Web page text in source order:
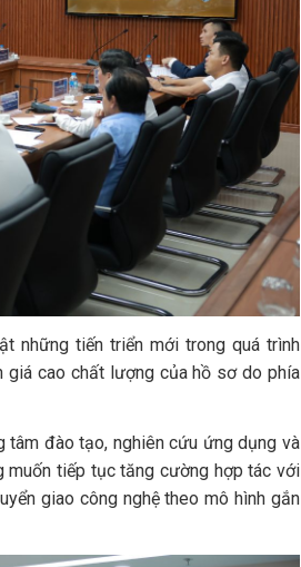
những tiến triển mới trong quá trình
giá cao chất lượng của hồ sơ do phía
tâm đào tạo, nghiên cứu ứng dụng và
muốn tiếp tục tăng cường hợp tác với
giao công nghệ theo mô hình gắn